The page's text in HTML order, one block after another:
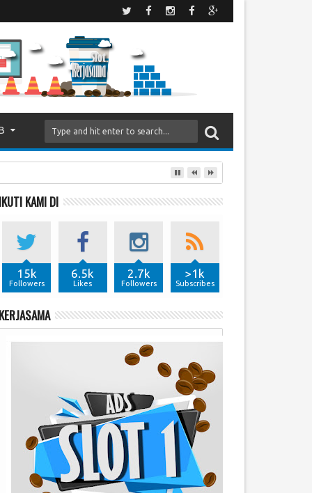
IKUTI KAMI DI
15k
Followers
6.5k
Likes
2.7k
Followers
>1k
Subscribes
KERJASAMA